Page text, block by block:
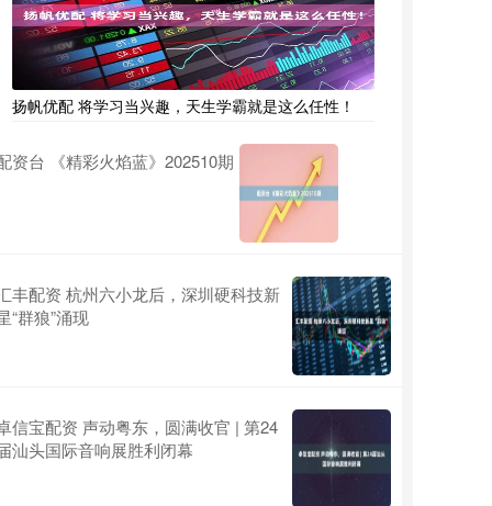
扬帆优配 将学习当兴趣，天生学霸就是这么任性！
资台 《精彩火焰蓝》202510期
丰配资 杭州六小龙后，深圳硬科技新
“群狼”涌现
信宝配资 声动粤东，圆满收官 | 第24
汕头国际音响展胜利闭幕